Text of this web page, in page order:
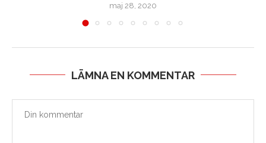
maj 28, 2020
LÄMNA EN KOMMENTAR